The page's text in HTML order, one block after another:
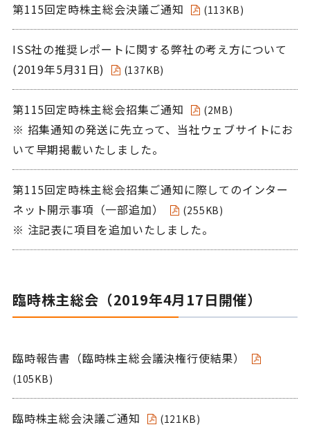
第115回定時株主総会決議ご通知 (113KB)
ISS社の推奨レポートに関する弊社の考え方について
(2019年5月31日)
(137KB)
第115回定時株主総会招集ご通知 (2MB)
※ 招集通知の発送に先立って、当社ウェブサイトにお
いて早期掲載いたしました。
第115回定時株主総会招集ご通知に際してのインター
ネット開示事項（一部追加）
(255KB)
※ 注記表に項目を追加いたしました。
臨時株主総会（2019年4月17日開催）
臨時報告書（臨時株主総会議決権行使結果）
(105KB)
臨時株主総会決議ご通知 (121KB)